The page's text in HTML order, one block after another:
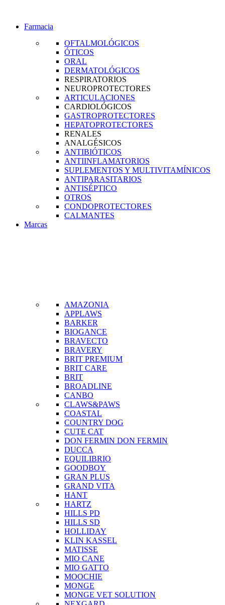
Farmacia
OFTALMOLÓGICOS
ÓTICOS
ORAL
DERMATOLÓGICOS
RESPIRATORIOS
NEUROPROTECTORES
ARTICULACIONES
CARDIOLÓGICOS
GASTROPROTECTORES
HEPATOPROTECTORES
RENALES
ANALGÉSICOS
ANTIBIÓTICOS
ANTIINFLAMATORIOS
SUPLEMENTOS Y MULTIVITAMÍNICOS
ANTIPARASITARIOS
ANTISÉPTICO
OTROS
CONDOPROTECTORES
CALMANTES
Marcas
AMAZONIA
APPLAWS
BARKER
BIOGANCE
BRAVECTO
BRAVERY
BRIT PREMIUM
BRIT CARE
BRIT
BROADLINE
CANBO
CLAWS&PAWS
COASTAL
COUNTRY DOG
CUTE CAT
DON FERMIN DON FERMIN
DUCCA
EQUILIBRIO
GOODBOY
GRAN PLUS
GRAND VITA
HANT
HARTZ
HILLS PD
HILLS SD
HOLLIDAY
KLIN KASSEL
MATISSE
MIO CANE
MIO GATTO
MOOCHIE
MONGE
MONGE VET SOLUTION